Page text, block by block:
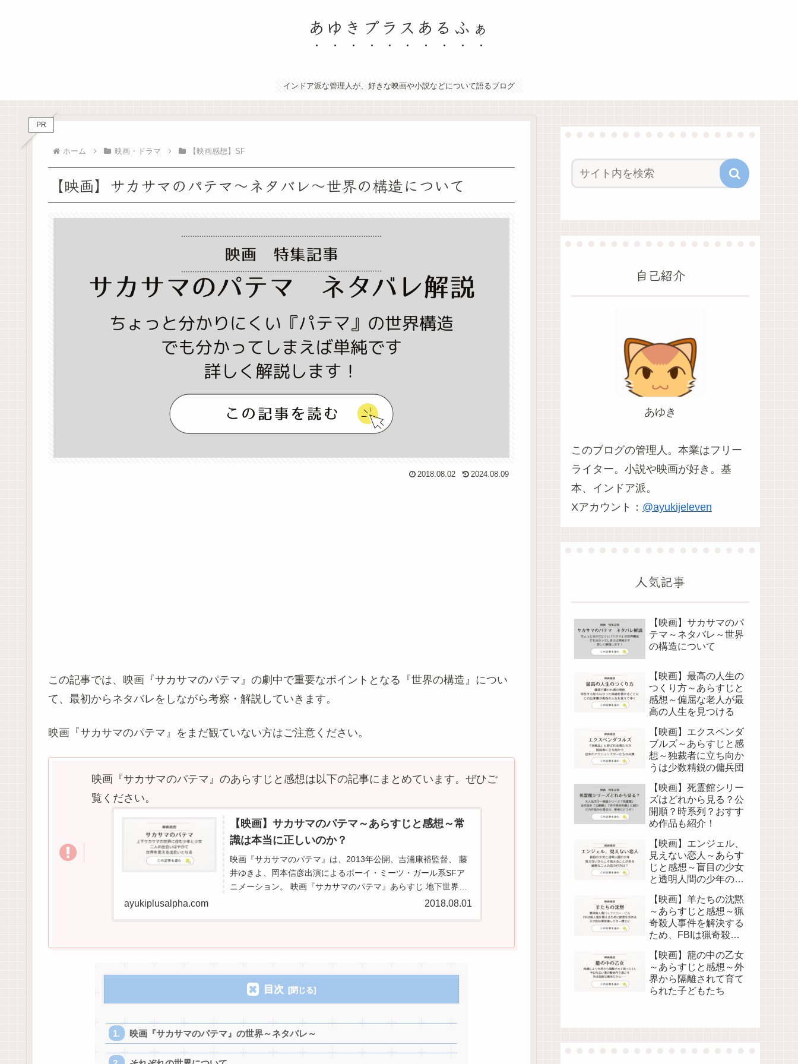
あゆきプラスあるふぁ
インドア派な管理人が、好きな映画や小説などについて語るブログ
PR
ホーム 映画・ドラマ 【映画感想】SF
【映画】サカサマのパテマ～ネタバレ～世界の構造について
2018.08.02 2024.08.09
この記事では、映画『サカサマのパテマ』の劇中で重要なポイントとなる『世界の構造』につい
て、最初からネタバレをしながら考察・解説していきます。
映画『サカサマのパテマ』をまだ観ていない方はご注意ください。
映画『サカサマのパテマ』のあらすじと感想は以下の記事にまとめています。ぜひご
覧ください。
【映画】サカサマのパテマ～あらすじと感想～常
識は本当に正しいのか？
映画『サカサマのパテマ』は、2013年公開、吉浦康裕監督、 藤
井ゆきよ、岡本信彦出演によるボーイ・ミーツ・ガール系SFア
ニメーション。 映画『サカサマのパテマ』あらすじ 地下世界に
住む少女『パテマ』。 パテマは行方不明になった『ラゴス』を
ayukiplusalpha.com 2018.08.01
目次
映画『サカサマのパテマ』の世界～ネタバレ～
自己紹介
あゆき
このブログの管理人。本業はフリー
ライター。小説や映画が好き。基
本、インドア派。
Xアカウント： @ayukijeleven
人気記事
【映画】サカサマのパ
テマ～ネタバレ～世界
の構造について
【映画】最高の人生の
つくり方～あらすじと
感想～偏屈な老人が最
高の人生を見つける
【映画】エクスペンダ
ブルズ～あらすじと感
想～独裁者に立ち向か
うは少数精鋭の傭兵団
【映画】死霊館シリー
ズはどれから見る？公
開順？時系列？おすす
め作品も紹介！
【映画】エンジェル、
見えない恋人～あらす
じと感想～盲目の少女
と透明人間の少年の純
【映画】羊たちの沈黙
～あらすじと感想～猟
奇殺人事件を解決する
ため、FBIは猟奇殺人
を求める
【映画】籠の中の乙女
～あらすじと感想～外
界から隔離されて育て
られた子どもたち